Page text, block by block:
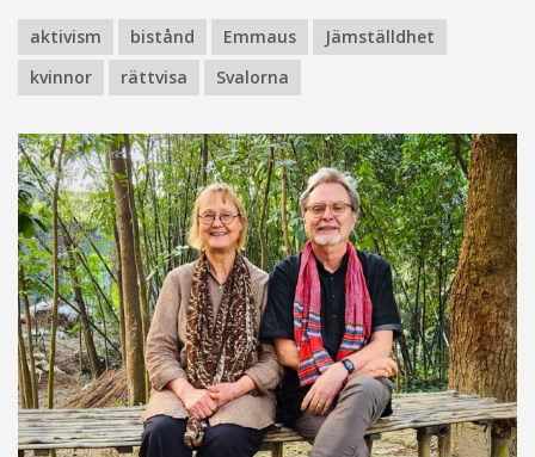
aktivism bistånd Emmaus
Jämställdhet
kvinnor
rättvisa Svalorna